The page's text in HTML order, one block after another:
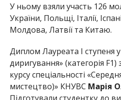
У ньому взяли участь 126
України, Польщі, Італії,
Молдова, Латвії та Китаю.
Диплом Лауреата І ступеня
диригування» (категорія F1)
курсу спеціальності
мистецтво)» КНУВС Марія